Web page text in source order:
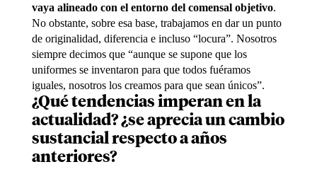
vaya alineado con el entorno del comensal objetivo.
No obstante, sobre esa base, trabajamos en dar un punto
de originalidad, diferencia e incluso “locura”. Nosotros
siempre decimos que “aunque se supone que los
uniformes se inventaron para que todos fuéramos
iguales, nosotros los creamos para que sean únicos”.
¿Qué tendencias imperan en la
actualidad? ¿se aprecia un cambio
sustancial respecto a años
anteriores?